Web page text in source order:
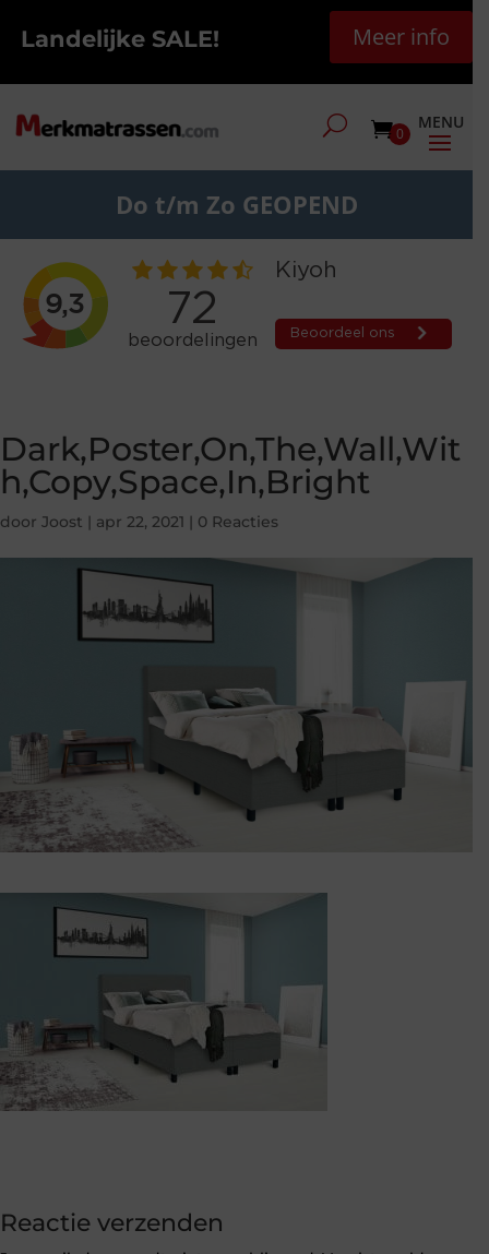
Landelijke SALE! Meer info
0
Do t/m Zo GEOPEND
Dark,Poster,On,The,Wall,Wit
h,Copy,Space,In,Bright
door Joost | apr 22, 2021 | 0 Reacties
Reactie verzenden